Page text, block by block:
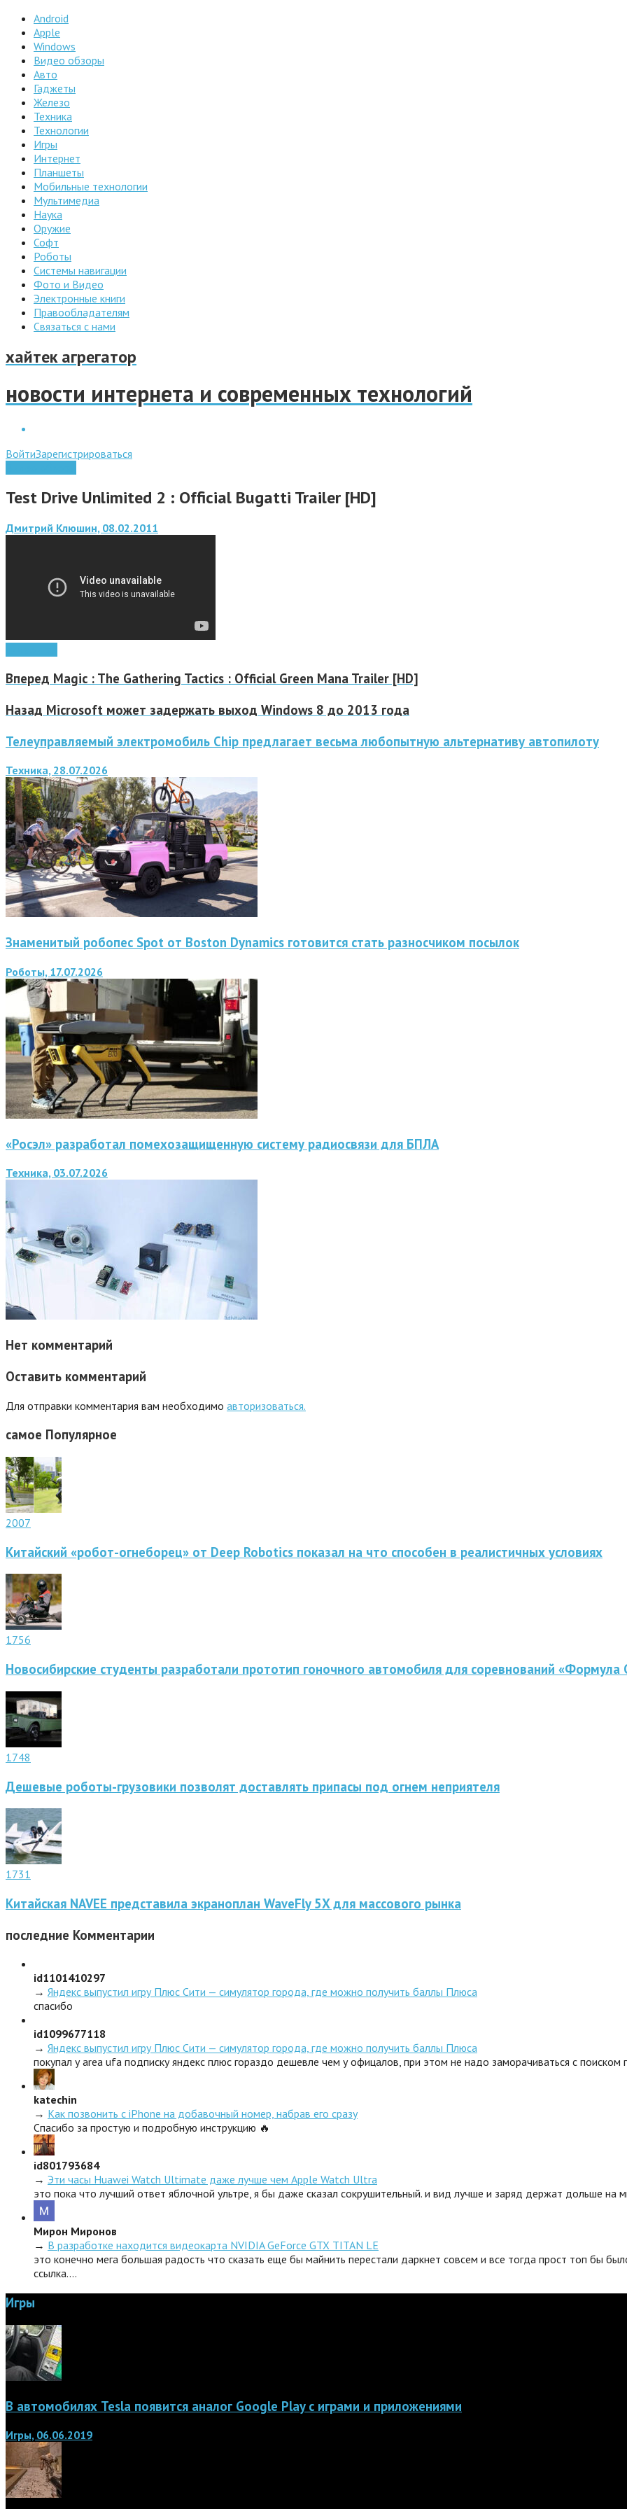
Android
Apple
Windows
Видео обзоры
Авто
Гаджеты
Железо
Техника
Технологии
Игры
Интернет
Планшеты
Мобильные технологии
Мультимедиа
Наука
Оружие
Софт
Роботы
Системы навигации
Фото и Видео
Электронные книги
Правообладателям
Связаться с нами
хайтек агрегатор
новости интернета и современных технологий
ВойтиЗарегистрироваться
Test Drive Unlimited 2 : Official Bugatti Trailer [HD]
Дмитрий Клюшин, 08.02.2011
Вперед Magic : The Gathering Tactics : Official Green Mana Trailer [HD]
Назад Microsoft может задержать выход Windows 8 до 2013 года
Телеуправляемый электромобиль Chip предлагает весьма любопытную альтернативу автопилоту
Техника, 28.07.2026
Знаменитый робопес Spot от Boston Dynamics готовится стать разносчиком посылок
Роботы, 17.07.2026
«Росэл» разработал помехозащищенную систему радиосвязи для БПЛА
Техника, 03.07.2026
Нет комментарий
Оставить комментарий
Для отправки комментария вам необходимо авторизоваться.
самое Популярное
2007
Китайский «робот-огнеборец» от Deep Robotics показал на что способен в реалистичных условиях
1756
Новосибирские студенты разработали прототип гоночного автомобиля для соревнований «Формула
1748
Дешевые роботы-грузовики позволят доставлять припасы под огнем неприятеля
1731
Китайская NAVEE представила экраноплан WaveFly 5X для массового рынка
последние Комментарии
id1101410297
→ Яндекс выпустил игру Плюс Сити — симулятор города, где можно получить баллы Плюса
спасибо
id1099677118
→ Яндекс выпустил игру Плюс Сити — симулятор города, где можно получить баллы Плюса
покупал у area ufa подписку яндекс плюс гораздо дешевле чем у офицалов, при этом не надо заморачиваться с поиском
katechin
→ Как позвонить с iPhone на добавочный номер, набрав его сразу
Спасибо за простую и подробную инструкцию 🔥
id801793684
→ Эти часы Huawei Watch Ultimate даже лучше чем Apple Watch Ultra
это пока что лучший ответ яблочной ультре, я бы даже сказал сокрушительный. и вид лучше и заряд держат дольше на
Мирон Миронов
→ В разработке находится видеокарта NVIDIA GeForce GTX TITAN LE
это конечно мега большая радость что сказать еще бы майнить перестали даркнет совсем и все тогда прост топ бы
ссылка.…
Игры
В автомобилях Tesla появится аналог Google Play с играми и приложениями
Игры, 06.06.2019